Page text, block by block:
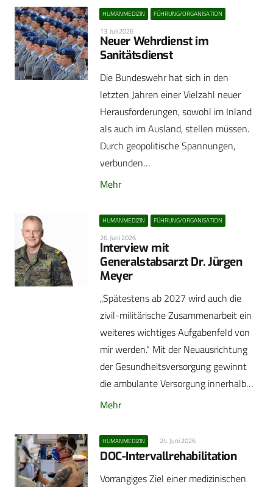
HUMANMEDIZIN FÜHRUNG/ORGANISATION
13. Juli 2026
Neuer Wehrdienst im
Sanitätsdienst
Die Bundeswehr hat sich in den
letzten Jahren einer Vielzahl neuer
Herausforderungen, sowohl im Inland
als auch im Ausland, stellen müssen.
Durch geopolitische Spannungen,
verbunden…
Mehr
HUMANMEDIZIN FÜHRUNG/ORGANISATION
26. Juni 2026
Interview mit
Generalstabsarzt Dr. Jürgen
Meyer
„Spätestens ab 2027 wird auch die
zivil-militärische Zusammenarbeit ein
weiteres wichtiges Aufgabenfeld von
mir werden.“ Mit der Neuausrichtung
der Gesundheitsversorgung gewinnt
die ambulante Versorgung innerhalb…
Mehr
HUMANMEDIZIN 24. Juni 2026
DOC-Intervallrehabilitation
Vorrangiges Ziel einer medizinischen